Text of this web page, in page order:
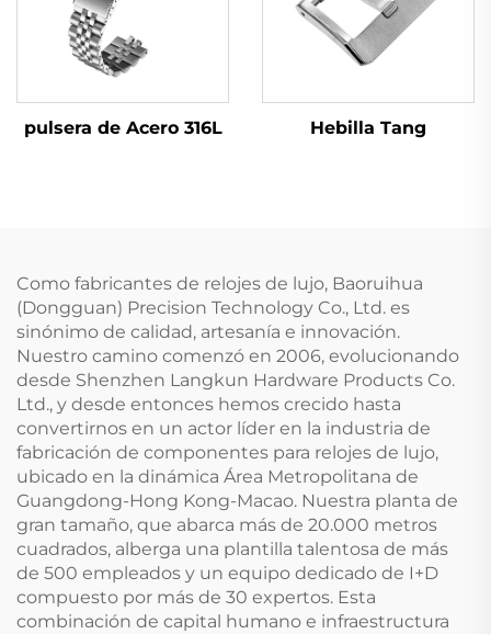
pulsera de Acero 316L Hebilla Tang
Como fabricantes de relojes de lujo, Baoruihua
(Dongguan) Precision Technology Co., Ltd. es
sinónimo de calidad, artesanía e innovación.
Nuestro camino comenzó en 2006, evolucionando
desde Shenzhen Langkun Hardware Products Co.
Ltd., y desde entonces hemos crecido hasta
convertirnos en un actor líder en la industria de
fabricación de componentes para relojes de lujo,
ubicado en la dinámica Área Metropolitana de
Guangdong-Hong Kong-Macao. Nuestra planta de
gran tamaño, que abarca más de 20.000 metros
cuadrados, alberga una plantilla talentosa de más
de 500 empleados y un equipo dedicado de I+D
compuesto por más de 30 expertos. Esta
combinación de capital humano e infraestructura